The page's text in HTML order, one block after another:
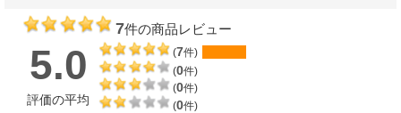
7件の商品レビュー
5.0
評価の平均
(7件)
(0件)
(0件)
(0件)